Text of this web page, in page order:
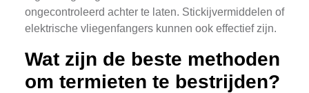
ongecontroleerd achter te laten. Stickijvermiddelen of
elektrische vliegenfangers kunnen ook effectief zijn.
Wat zijn de beste methoden
om termieten te bestrijden?